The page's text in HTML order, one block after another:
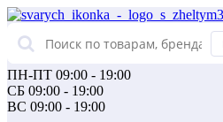
ПН-ПТ 09:00 - 19:00
СБ 09:00 - 19:00
ВС 09:00 - 19:00